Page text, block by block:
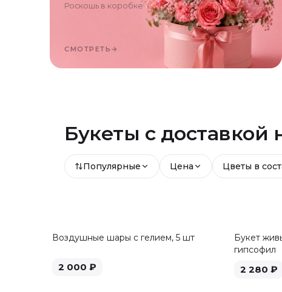
Роскошь в коробке
СМОТРЕТЬ →
Букеты с доставкой
Популярные Цена Цветы в
Воздушные шары с гелием, 5 шт
2 000 ₽
Букет
гипсофил
2 280 ₽